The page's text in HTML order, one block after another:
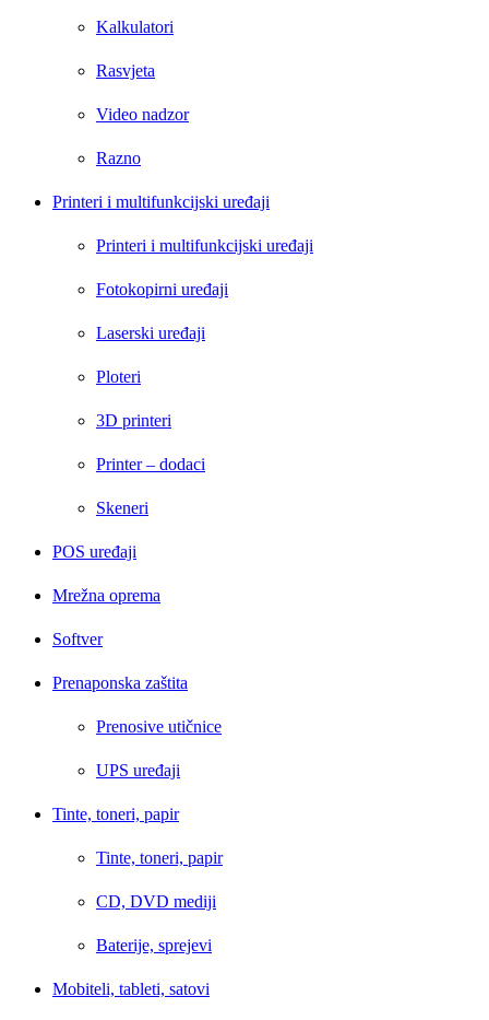
Kalkulatori
Rasvjeta
Video nadzor
Razno
Printeri i multifunkcijski uređaji
Printeri i multifunkcijski uređaji
Fotokopirni uređaji
Laserski uređaji
Ploteri
3D printeri
Printer – dodaci
Skeneri
POS uređaji
Mrežna oprema
Softver
Prenaponska zaštita
Prenosive utičnice
UPS uređaji
Tinte, toneri, papir
Tinte, toneri, papir
CD, DVD mediji
Baterije, sprejevi
Mobiteli, tableti, satovi